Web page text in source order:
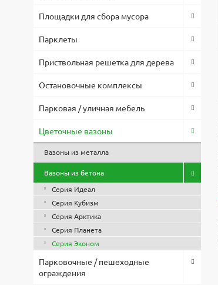
Площадки для сбора мусора
Парклеты
Приствольная решетка для дерева
Остановочные комплексы
Парковая / уличная мебель
Цветочные вазоны
Вазоны из металла
Вазоны из бетона
Серия Идеал
Серия Кубизм
Серия Арктика
Серия Планета
Серия Эконом
Парковочные / пешеходные
ограждения